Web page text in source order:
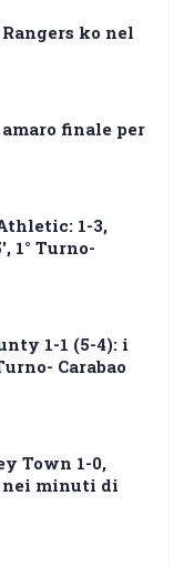
Rangers ko nel
amaro finale per
1-3,
1° Turno-
1-1 (5-4): i
Carabao
Town 1-0,
nei minuti di